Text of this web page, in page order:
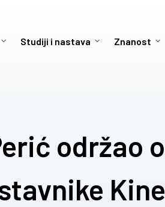
Studiji i nastava Znanost
održao